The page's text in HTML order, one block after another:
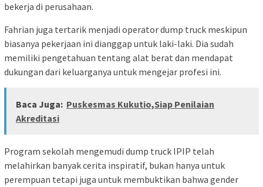
bekerja di perusahaan.
Fahrian juga tertarik menjadi operator dump truck meskipun
biasanya pekerjaan ini dianggap untuk laki-laki. Dia sudah
memiliki pengetahuan tentang alat berat dan mendapat
dukungan dari keluarganya untuk mengejar profesi ini.
Baca Juga: Puskesmas Kukutio,Siap Penilaian
Akreditasi
Program sekolah mengemudi dump truck IPIP telah
melahirkan banyak cerita inspiratif, bukan hanya untuk
perempuan tetapi juga untuk membuktikan bahwa gender